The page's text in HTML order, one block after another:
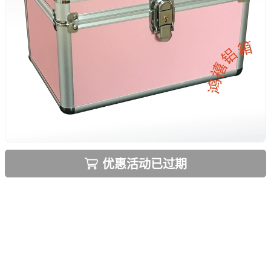
优惠活动已过期